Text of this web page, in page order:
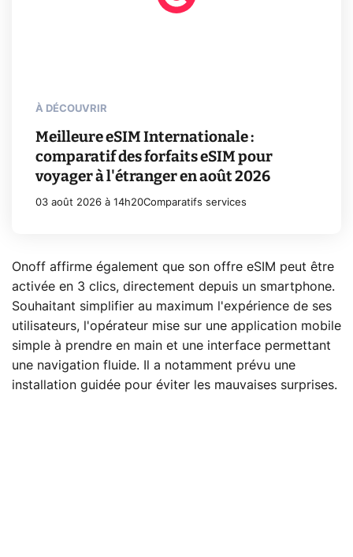
À DÉCOUVRIR
Meilleure eSIM Internationale :
comparatif des forfaits eSIM pour
voyager à l'étranger en août 2026
03 août 2026 à 14h20Comparatifs services
Onoff affirme également que son offre eSIM peut être
activée en 3 clics, directement depuis un smartphone.
Souhaitant simplifier au maximum l'expérience de ses
utilisateurs, l'opérateur mise sur une application mobile
simple à prendre en main et une interface permettant
une navigation fluide. Il a notamment prévu une
installation guidée pour éviter les mauvaises surprises.